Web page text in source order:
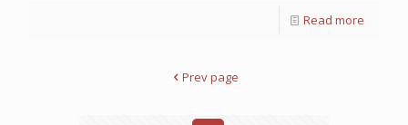
Read more
Prev page